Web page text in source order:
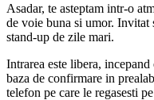
Asadar, te asteptam intr-o
de voie buna si umor. Invitat
stand-up de zile mari.
Intrarea este libera,
baza de confirmare in
telefon pe care le regasesti